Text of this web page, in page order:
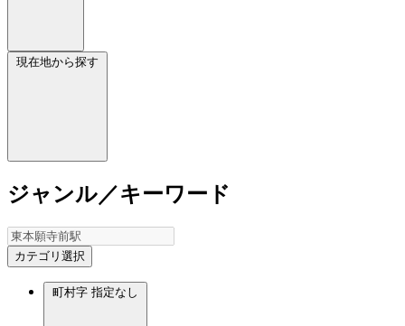
現在地から探す
ジャンル／キーワード
カテゴリ選択
町村字 指定なし